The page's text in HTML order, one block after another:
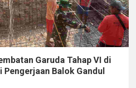
Garuda Tahap VI di
Balok Gandul